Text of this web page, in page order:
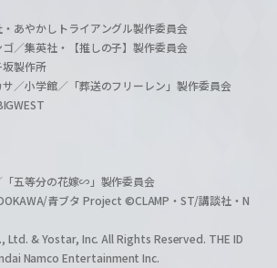
あやかしトライアングル製作委員会
／集英社・【推しの子】製作委員会
製作所
／小学館／「葬送のフリーレン」製作委員会
五等分の花嫁∽」製作委員会
青ブタ Project ©CLAMP・ST/講談社・N
Ltd. & Yostar, Inc. All Rights Reserved. THE ID
Namco Entertainment Inc.